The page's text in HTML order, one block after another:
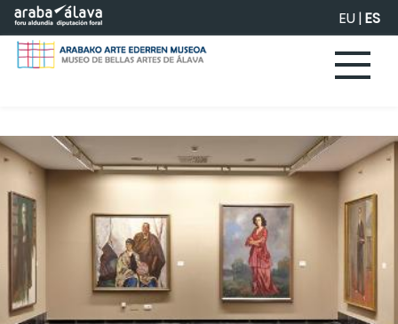
Saltar al contenido principal EU|ES